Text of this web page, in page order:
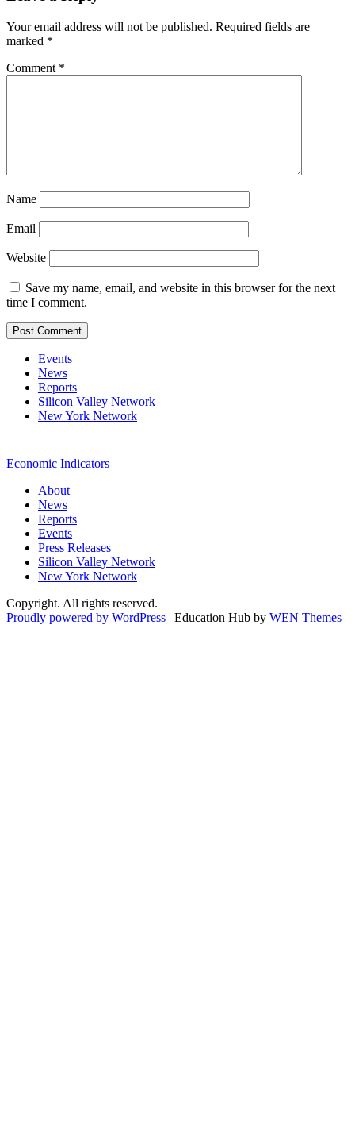
Your email address will not be published. Required fields are
marked *
Comment *
Name
Email
Website
Save my name, email, and website in this browser for the next
time I comment.
Events
News
Reports
Silicon Valley Network
New York Network
Economic Indicators
About
News
Reports
Events
Press Releases
Silicon Valley Network
New York Network
Copyright. All rights reserved.
Proudly powered by WordPress | Education Hub by WEN Themes